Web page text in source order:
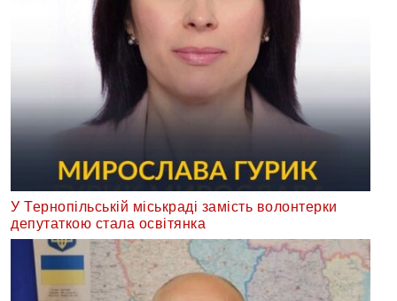
У Тернопільській міськраді замість волонтерки
депутаткою стала освітянка